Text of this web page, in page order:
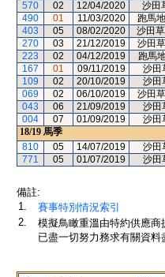
570
02 12/04/2020 沙田
490
01 11/03/2020 跑馬
403
05 08/02/2020 沙田
270
03 21/12/2019 沙田
223
02 04/12/2019 跑馬
167
01 09/11/2019 沙田
109
02 20/10/2019 沙田
069
02 06/10/2019 沙田
043
06 21/09/2019 沙田
004
07 01/09/2019 沙田
18/19 馬季
810
05 14/07/2019 沙田
771
05 01/07/2019 沙田
備註:
1.
賽事特別情況索引
2.
模擬鳥瞰重溫由特約供應
已盡一切努力務求有關資